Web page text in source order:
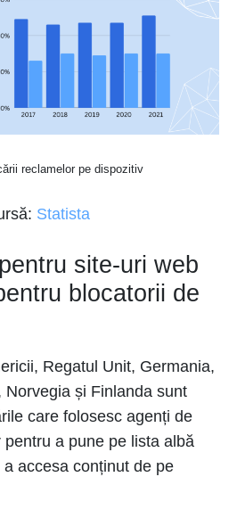
reclamelor pe dispozitiv
Statista
site-uri web
blocatorii de
Regatul Unit, Germania,
Norvegia și Finlanda sunt
care folosesc agenți de
a pune pe lista albă
accesa conținut de pe